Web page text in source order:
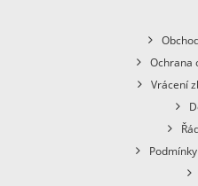
Ochrana
Vrácení